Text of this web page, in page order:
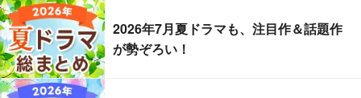
2026年7月夏ドラマも、注目作＆話題作
が勢ぞろい！